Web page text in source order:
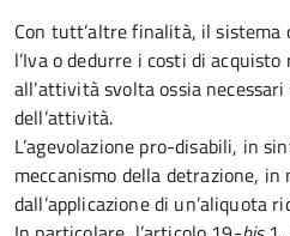
Con tutt’altre finalità, il sistema
l’Iva o dedurre i costi di
all’attività svolta ossia
dell’attività.
L’agevolazione pro-disabili, in
meccanismo della detrazione,
dall’applicazione di un’aliquota